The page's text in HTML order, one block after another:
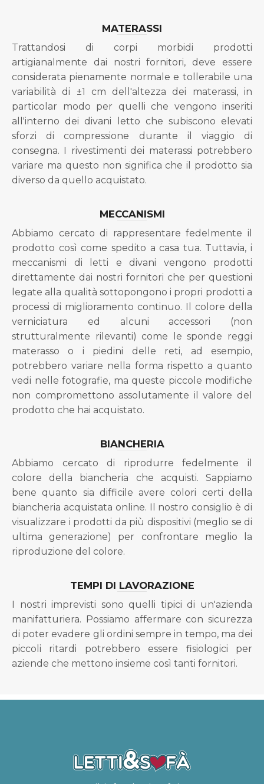
MATERASSI
Trattandosi di corpi morbidi prodotti
artigianalmente dai nostri fornitori, deve essere
considerata pienamente normale e tollerabile una
variabilità di ±1 cm dell'altezza dei materassi, in
particolar modo per quelli che vengono inseriti
all'interno dei divani letto che subiscono elevati
sforzi di compressione durante il viaggio di
consegna. I rivestimenti dei materassi potrebbero
variare ma questo non significa che il prodotto sia
diverso da quello acquistato.
MECCANISMI
Abbiamo cercato di rappresentare fedelmente il
prodotto così come spedito a casa tua. Tuttavia, i
meccanismi di letti e divani vengono prodotti
direttamente dai nostri fornitori che per questioni
legate alla qualità sottopongono i propri prodotti a
processi di miglioramento continuo. Il colore della
verniciatura ed alcuni accessori (non
strutturalmente rilevanti) come le sponde reggi
materasso o i piedini delle reti, ad esempio,
potrebbero variare nella forma rispetto a quanto
vedi nelle fotografie, ma queste piccole modifiche
non compromettono assolutamente il valore del
prodotto che hai acquistato.
BIANCHERIA
Abbiamo cercato di riprodurre fedelmente il
colore della biancheria che acquisti. Sappiamo
bene quanto sia difficile avere colori certi della
biancheria acquistata online. Il nostro consiglio è di
visualizzare i prodotti da più dispositivi (meglio se di
ultima generazione) per confrontare meglio la
riproduzione del colore.
TEMPI DI LAVORAZIONE
I nostri imprevisti sono quelli tipici di un'azienda
manifatturiera. Possiamo affermare con sicurezza
di poter evadere gli ordini sempre in tempo, ma dei
piccoli ritardi potrebbero essere fisiologici per
aziende che mettono insieme così tanti fornitori.